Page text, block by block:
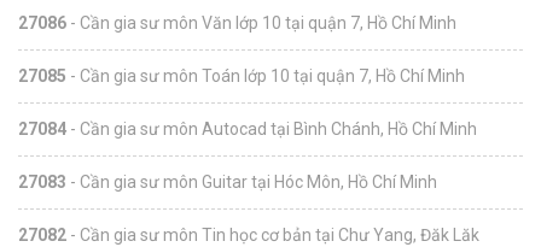
27086 - Cần gia sư môn Văn lớp 10 tại quận 7, Hồ Chí Minh
27085 - Cần gia sư môn Toán lớp 10 tại quận 7, Hồ Chí Minh
27084 - Cần gia sư môn Autocad tại Bình Chánh, Hồ Chí Minh
27083 - Cần gia sư môn Guitar tại Hóc Môn, Hồ Chí Minh
27082 - Cần gia sư môn Tin học cơ bản tại Chư Yang, Đăk Lăk